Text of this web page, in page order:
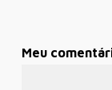
Meu